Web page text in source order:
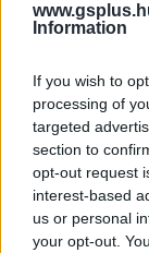
Information
If you wish to
processing of
targeted
section to
opt-out request
interest-based
us or personal
your opt-out.
Kezdő